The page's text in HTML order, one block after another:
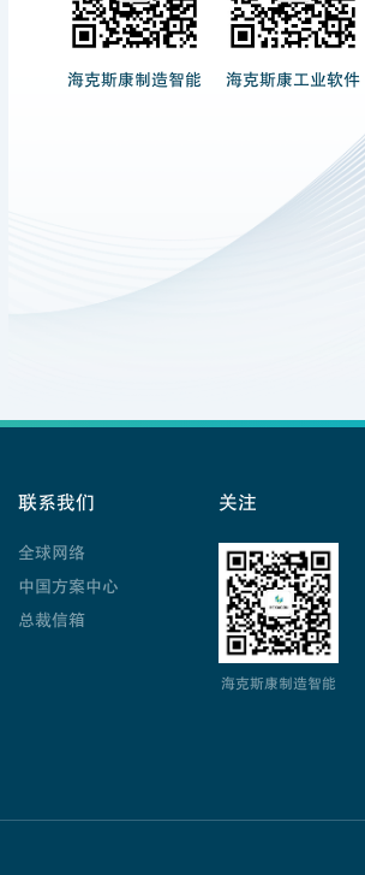
海克斯康制造智能 海克斯康工业软件
联系我们
全球网络
中国方案中心
总裁信箱
关注
海克斯康制造智能